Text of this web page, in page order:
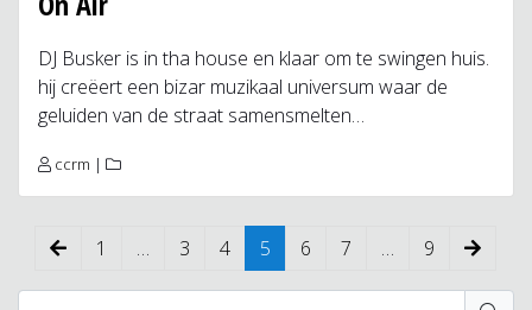
DJ Busker is in tha house en klaar om te swingen huis.
hij creëert een bizar muzikaal universum waar de
geluiden van de straat samensmelten…
ccrm |
1 … 3 4 5 6 7 … 9